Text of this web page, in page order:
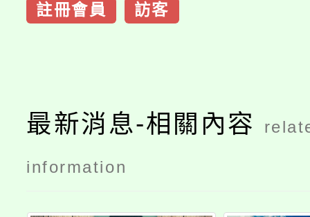
註冊會員 訪客
最新消息-相關內容
information